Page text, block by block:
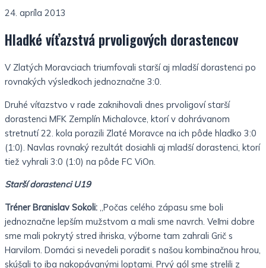
24. apríla 2013
Hladké víťazstvá prvoligových dorastencov
V Zlatých Moravciach triumfovali starší aj mladší dorastenci po
rovnakých výsledkoch jednoznačne 3:0.
Druhé víťazstvo v rade zaknihovali dnes prvoligoví starší
dorastenci MFK Zemplín Michalovce, ktorí v dohrávanom
stretnutí 22. kola porazili Zlaté Moravce na ich pôde hladko 3:0
(1:0). Navlas rovnaký rezultát dosiahli aj mladší dorastenci, ktorí
tiež vyhrali 3:0 (1:0) na pôde FC ViOn.
Starší dorastenci U19
Tréner Branislav Sokoli: „Počas celého zápasu sme boli
jednoznačne lepším mužstvom a mali sme navrch. Veľmi dobre
sme mali pokrytý stred ihriska, výborne tam zahrali Grič s
Harvilom. Domáci si nevedeli poradiť s našou kombinačnou hrou,
skúšali to iba nakopávanými loptami. Prvý gól sme strelili z